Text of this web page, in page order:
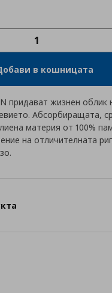
в кошницата
придават жизнен облик
Абсорбиращата,
материя от 100%
на отличителната